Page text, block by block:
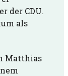
der CDU.
als
Matthias